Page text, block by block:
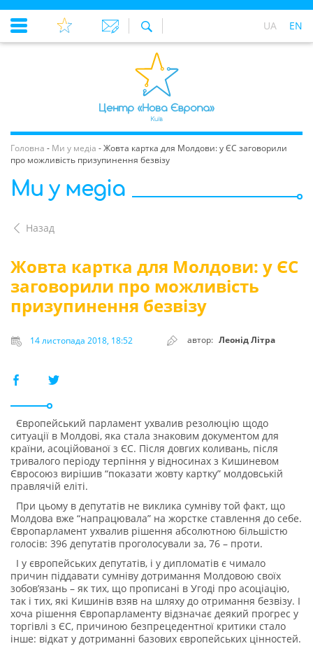
UA EN
Головна - Ми у медіа -Жовта картка для Молдови: у ЄС заговорили
про можливість призупинення безвізу
Ми у медіа
Назад
Жовта картка для Молдови: у ЄС
заговорили про можливість
призупинення безвізу
14 листопада 2018, 18:52 автор: Леонід Літра
Європейський парламент ухвалив резолюцію щодо
ситуації в Молдові, яка стала знаковим документом для
країни, асоційованої з ЄС. Після довгих коливань, після
тривалого періоду терпіння у відносинах з Кишиневом
Євросоюз вирішив “показати жовту картку” молдовській
правлячій еліті.
При цьому в депутатів не виклика сумніву той факт, що
Молдова вже “напрацювала” на жорстке ставлення до себе.
Європарламент ухвалив рішення абсолютною більшістю
голосів: 396 депутатів проголосували за, 76 – проти.
І у європейських депутатів, і у дипломатів є чимало
причин піддавати сумніву дотримання Молдовою своїх
зобов’язань – як тих, що прописані в Угоді про асоціацію,
так і тих, які Кишинів взяв на шляху до отримання безвізу. І
хоча рішення Європарламенту відзначає деякий прогрес у
торгівлі з ЄС, причиною безпрецедентної критики стало
інше: відкат у дотриманні базових європейських цінностей.